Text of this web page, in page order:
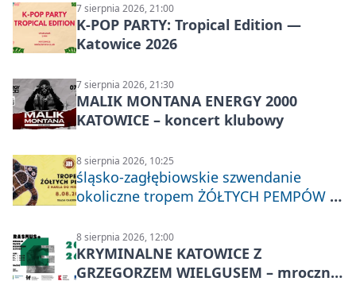
7 sierpnia 2026, 21:00
K-POP PARTY: Tropical Edition —
Katowice 2026
7 sierpnia 2026, 21:30
MALIK MONTANA ENERGY 2000
KATOWICE – koncert klubowy
8 sierpnia 2026, 10:25
śląsko-zagłębiowskie szwendanie
okoliczne tropem ŻÓŁTYCH PEMPÓW z
8 sierpnia 2026, 12:00
KRYMINALNE KATOWICE Z
GRZEGORZEM WIELGUSEM – mroczne